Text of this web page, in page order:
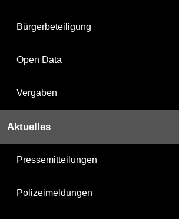
Bürgerbeteiligung
Open Data
Vergaben
Aktuelles
Pressemitteilungen
Polizeimeldungen